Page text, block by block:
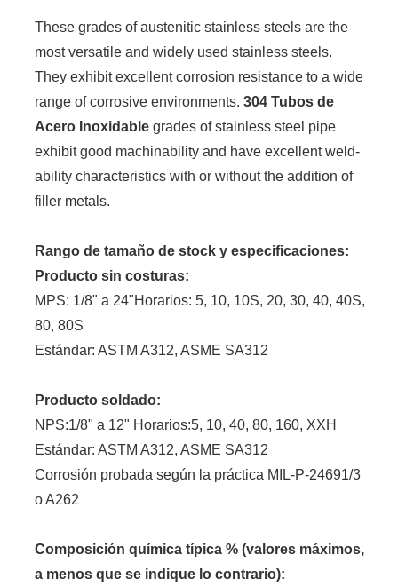
These grades of austenitic stainless steels are the
most versatile and widely used stainless steels.
They exhibit excellent corrosion resistance to a wide
range of corrosive environments. 304 Tubos de
Acero Inoxidable grades of stainless steel pipe
exhibit good machinability and have excellent weld-
ability characteristics with or without the addition of
filler metals.
Rango de tamaño de stock y especificaciones:
Producto sin costuras:
MPS: 1/8" a 24"Horarios: 5, 10, 10S, 20, 30, 40, 40S,
80, 80S
Estándar: ASTM A312, ASME SA312
Producto soldado:
NPS:1/8" a 12" Horarios:5, 10, 40, 80, 160, XXH
Estándar: ASTM A312, ASME SA312
Corrosión probada según la práctica MIL-P-24691/3
o A262
Composición química típica % (valores máximos,
a menos que se indique lo contrario):